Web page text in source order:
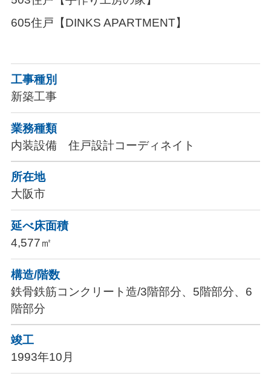
605住戸【DINKS APARTMENT】
工事種別
新築工事
業務種類
内装設備 住戸設計コーディネイト
所在地
大阪市
延べ床面積
4,577㎡
構造/階数
鉄骨鉄筋コンクリート造/3階部分、5階部分、6
階部分
竣工
1993年10月